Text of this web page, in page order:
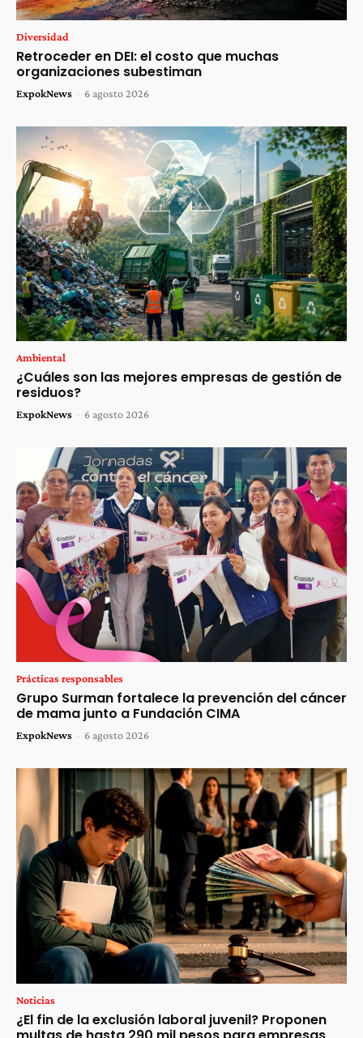
Diversidad
Retroceder en DEI: el costo que muchas
organizaciones subestiman
ExpokNews - 6 agosto 2026
Ambiental
¿Cuáles son las mejores empresas de gestión de
residuos?
ExpokNews - 6 agosto 2026
Prácticas responsables
Grupo Surman fortalece la prevención del cáncer
de mama junto a Fundación CIMA
ExpokNews - 6 agosto 2026
Noticias
¿El fin de la exclusión laboral juvenil? Proponen